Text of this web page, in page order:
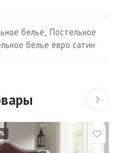
белье, Постельное
белье евро сатин